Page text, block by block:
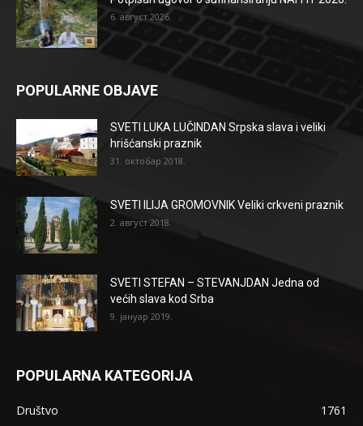
6. август 2026.
POPULARNE OBJAVE
SVETI LUKA LUČINDAN Srpska slava i veliki
hrišćanski praznik
31. октобар 2018.
SVETI ILIJA GROMOVNIK Veliki crkveni praznik
2. август 2018.
SVETI STEFAN – STEVANJDAN Jedna od
većih slava kod Srba
9. јануар 2019.
POPULARNA KATEGORIJA
Društvo
1761